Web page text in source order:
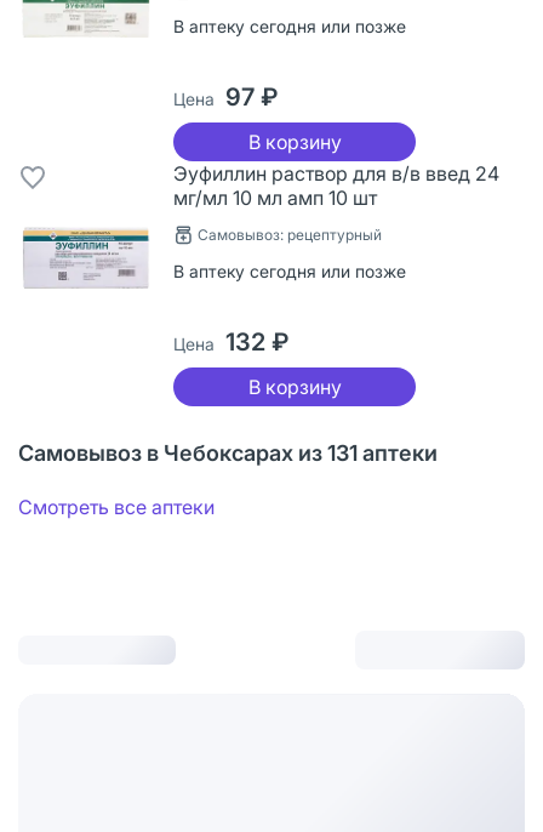
В аптеку сегодня или позже
Цена 97 ₽
В корзину
Эуфиллин раствор для в/в введ 24
мг/мл 10 мл амп 10 шт
Самовывоз: рецептурный
В аптеку сегодня или позже
Цена 132 ₽
В корзину
Самовывоз в Чебоксарах из 131 аптеки
Смотреть все аптеки